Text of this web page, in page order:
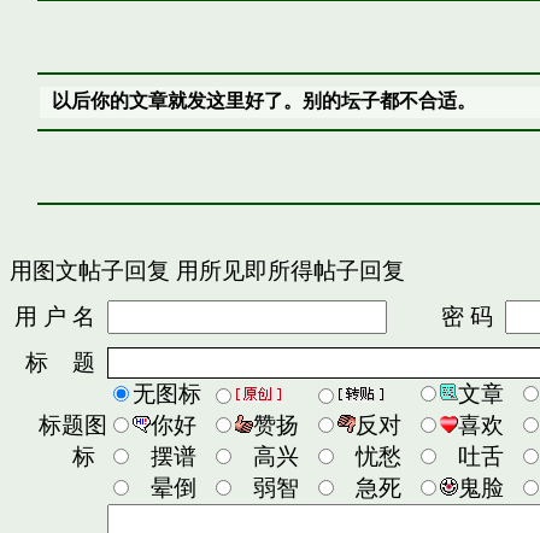
以后你的文章就发这里好了。别的坛子都不合适。
用图文帖子回复 用所见即所得帖子回复
用 户 名
密 码
标 题
标题图
标
无图标
文章
你好
赞扬 反对
喜欢
摆谱
高兴 忧愁
吐舌
晕倒
弱智 急死 鬼脸